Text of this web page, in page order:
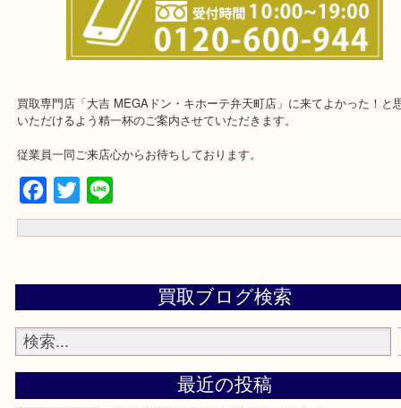
★来店前に電話で確認したい方★
買取専門店「大吉 MEGAドン・キホーテ弁天町店」に来てよかっ
いただけるよう精一杯のご案内させていただきます。
従業員一同ご来店心からお待ちしております。